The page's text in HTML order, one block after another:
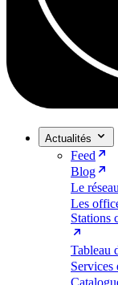
Actualités
Feed
Blog
Le réseau
Les
Stations
Tableau
Services